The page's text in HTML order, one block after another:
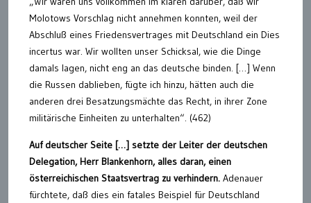
Molotows Vorschlag nicht annehmen konnten, weil der
Abschluß eines Friedensvertrages mit Deutschland ein Dies
incertus war. Wir wollten unser Schicksal, wie die Dinge
damals lagen, nicht eng an das deutsche binden. […] Wenn
die Russen dablieben, fügte ich hinzu, hätten auch die
anderen drei Besatzungsmächte das Recht, in ihrer Zone
militärische Einheiten zu unterhalten“. (462)
Auf deutscher Seite […] setzte der Leiter der deutschen
Delegation, Herr Blankenhorn, alles daran, einen
österreichischen Staatsvertrag zu verhindern. Adenauer
fürchtete, daß dies ein fatales Beispiel für Deutschland